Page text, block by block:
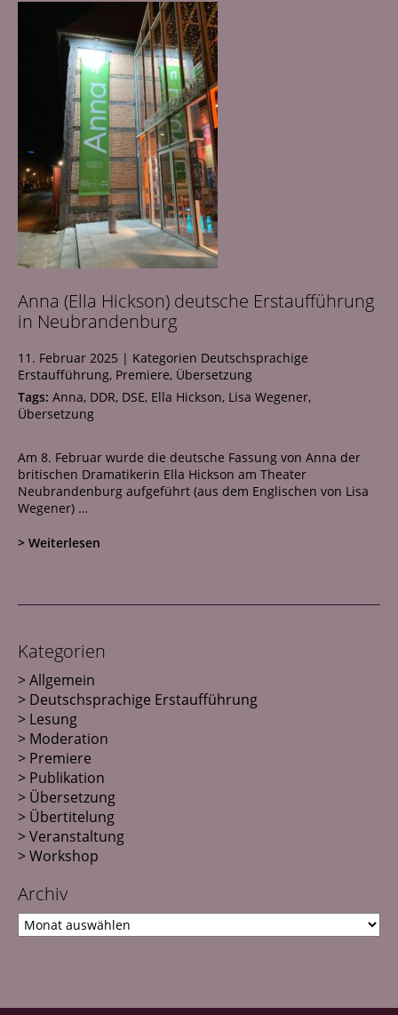
Anna (Ella Hickson) deutsche Erstaufführung
in Neubrandenburg
11. Februar 2025 | Kategorien Deutschsprachige
Erstaufführung, Premiere, Übersetzung
Tags: Anna, DDR, DSE, Ella Hickson, Lisa Wegener,
Übersetzung
Am 8. Februar wurde die deutsche Fassung von Anna der
britischen Dramatikerin Ella Hickson am Theater
Neubrandenburg aufgeführt (aus dem Englischen von Lisa
Wegener) …
> Weiterlesen
Kategorien
Allgemein
Deutschsprachige Erstaufführung
Lesung
Moderation
Premiere
Publikation
Übersetzung
Übertitelung
Veranstaltung
Workshop
Archiv